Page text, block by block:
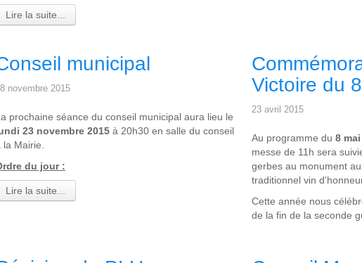
Lire la suite...
municipal
novembre 2015
prochaine séance du conseil municipal aura lieu le
23 novembre 2015 à 20h30 en salle du conseil
la Mairie.
du jour :
Lire la suite...
Victoire du
23 avril 2015
Au programme du8
messe de 11h sera
gerbes au monument
traditionnel vin
Cette année nous
de la fin de la seconde